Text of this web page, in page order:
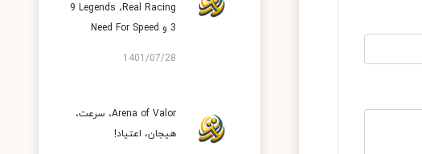
9 Legends ،Real Racing
3 و Need For Speed
1401/07/28
Arena of Valor، سرعت،
هیجان، اعتیاد!